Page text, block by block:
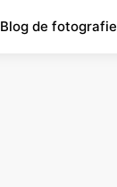
Blog de fotografie